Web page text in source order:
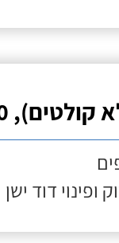
120 ליטר
ופינוי דוד ישן